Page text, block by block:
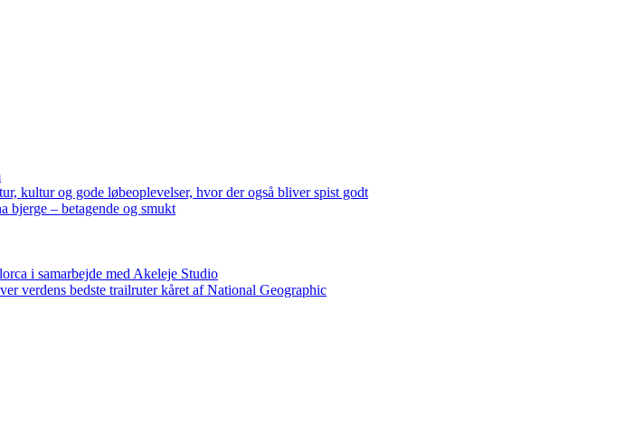
kultur og gode løbeoplevelser, hvor der også bliver spist godt
bjerge – betagende og smukt
i samarbejde med Akeleje Studio
verdens bedste trailruter kåret af National Geographic